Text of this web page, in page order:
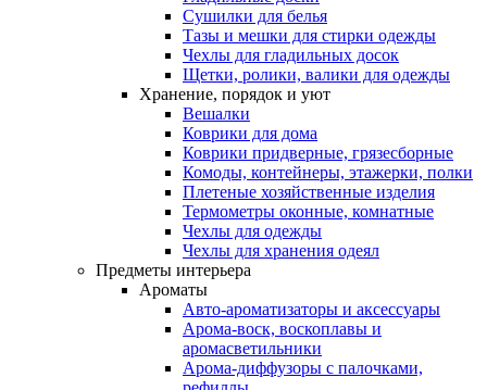
Сушилки для белья
Тазы и мешки для стирки одежды
Чехлы для гладильных досок
Щетки, ролики, валики для одежды
Хранение, порядок и уют
Вешалки
Коврики для дома
Коврики придверные, грязесборные
Комоды, контейнеры, этажерки, полки
Плетеные хозяйственные изделия
Термометры оконные, комнатные
Чехлы для одежды
Чехлы для хранения одеял
Предметы интерьера
Ароматы
Авто-ароматизаторы и аксессуары
Арома-воск, воскоплавы и
аромасветильники
Арома-диффузоры с палочками,